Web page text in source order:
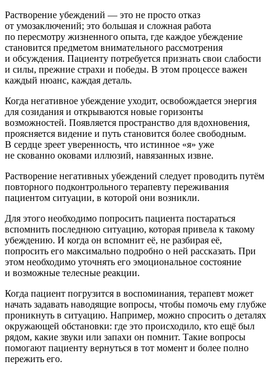
Растворение убеждений — это не просто отказ
от умозаключений; это большая и сложная работа
по пересмотру жизненного опыта, где каждое убеждение
становится предметом внимательного рассмотрения
и обсуждения. Пациенту потребуется признать свои слабости
и силы, прежние страхи и победы. В этом процессе важен
каждый нюанс, каждая деталь.
Когда негативное убеждение уходит, освобождается энергия
для созидания и открываются новые горизонты
возможностей. Появляется пространство для вдохновения,
проясняется видение и путь становится более свободным.
В сердце зреет уверенность, что истинное «я» уже
не скованно оковами иллюзий, навязанных извне.
Растворение негативных убеждений следует проводить путём
повторного подконтрольного терапевту переживания
пациентом ситуации, в которой они возникли.
Для этого необходимо попросить пациента постараться
вспомнить последнюю ситуацию, которая привела к такому
убеждению. И когда он вспомнит её, не разбирая её,
попросить его максимально подробно о ней рассказать. При
этом необходимо уточнять его эмоциональное состояние
и возможные телесные реакции.
Когда пациент погрузится в воспоминания, терапевт может
начать задавать наводящие вопросы, чтобы помочь ему глубже
проникнуть в ситуацию. Например, можно спросить о деталях
окружающей обстановки: где это происходило, кто ещё был
рядом, какие звуки или запахи он помнит. Такие вопросы
помогают пациенту вернуться в тот момент и более полно
пережить его.